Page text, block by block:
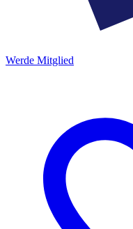
Werde Mitglied